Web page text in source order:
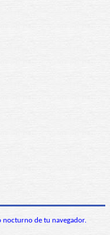
nocturno de tu navegador.